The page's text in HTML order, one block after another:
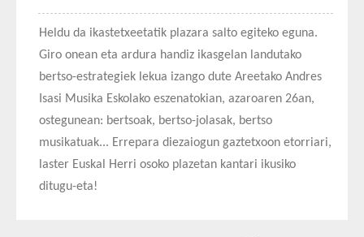
Heldu da ikastetxeetatik plazara salto egiteko eguna.
Giro onean eta ardura handiz ikasgelan landutako
bertso-estrategiek lekua izango dute Areetako Andres
Isasi Musika Eskolako eszenatokian, azaroaren 26an,
ostegunean: bertsoak, bertso-jolasak, bertso
musikatuak... Errepara diezaiogun gaztetxoon etorriari,
laster Euskal Herri osoko plazetan kantari ikusiko
ditugu-eta!